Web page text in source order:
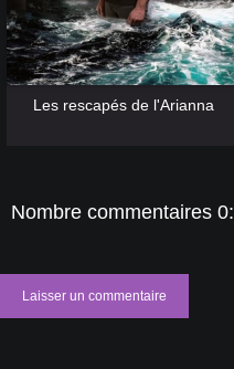
Les rescapés de l'Arianna
Nombre commentaires 0:
Laisser un commentaire